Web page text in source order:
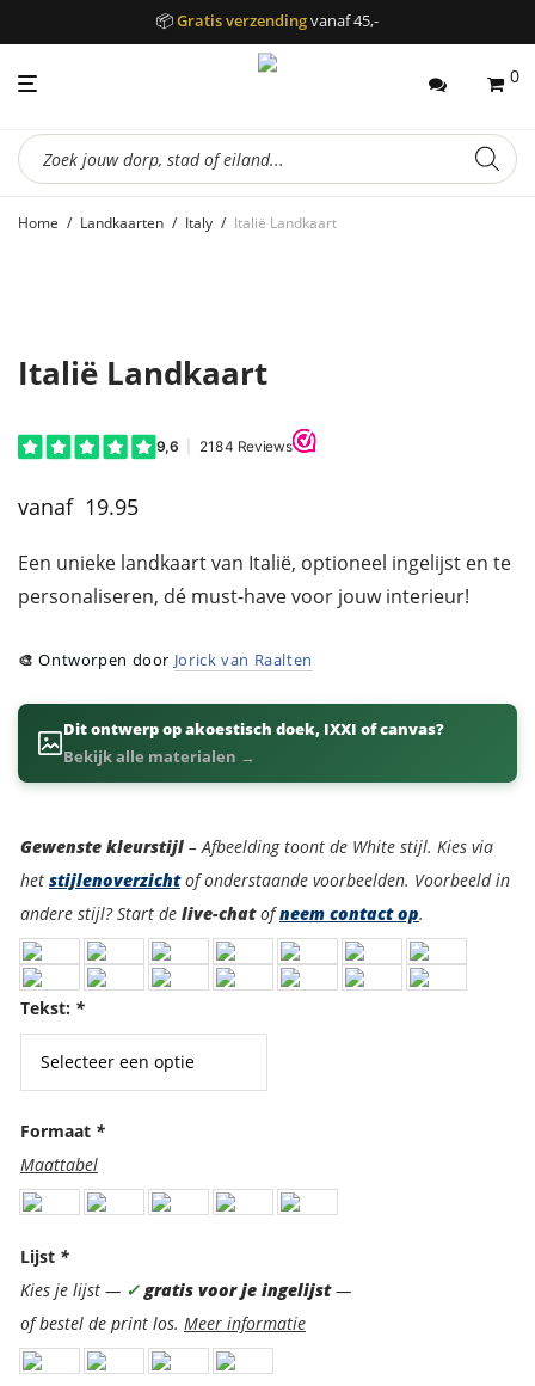
📦Gratis verzendingvanaf 45,-
0
Producten
zoeken
Home / Landkaarten / Italy / Italië Landkaart
Italië Landkaart
19.95
Een unieke landkaart van Italië, optioneel ingelijst en te
personaliseren, dé must-have voor jouw interieur!
🎨Ontworpen door Jorick van Raalten
Dit ontwerp op akoestisch doek, IXXI of canvas?
Bekijk alle materialen →
Kleurstijl
Gewenste kleurstijl – Afbeelding toont de White stijl. Kies via
het stijlenoverzichtof onderstaande voorbeelden. Voorbeeld in
andere stijl? Start de live-chatofneem contact op.
Tekst: *
Formaat *
Maattabel
Lijst *
Kies je lijst — ✓gratis voor je ingelijst—
of bestel de print los. Meer informatie